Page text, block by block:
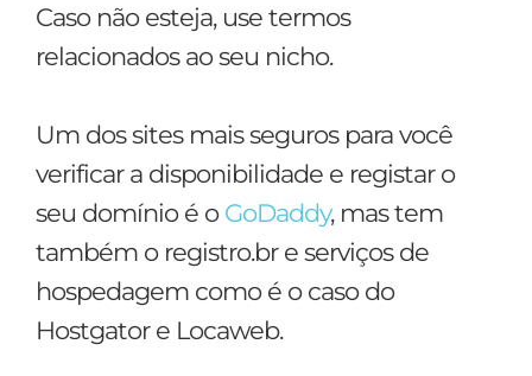
Caso não esteja, use termos
relacionados ao seu nicho.
Um dos sites mais seguros para você
verificar a disponibilidade e registar o
seu domínio é o GoDaddy, mas tem
também o registro.br e serviços de
hospedagem como é o caso do
Hostgator e Locaweb.